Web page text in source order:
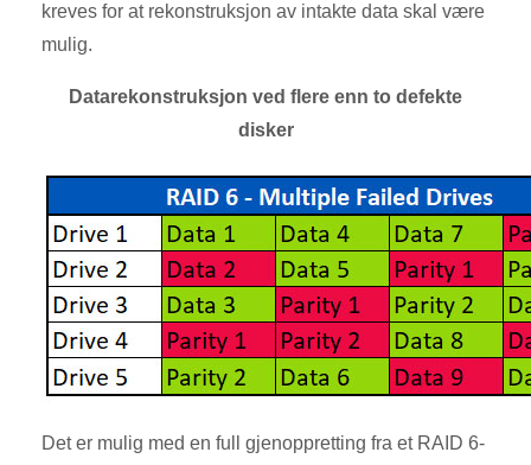
kreves for at rekonstruksjon av intakte data skal være
mulig.
Datarekonstruksjon ved flere enn to defekte
disker
Det er mulig med en full gjenoppretting fra et RAID 6-